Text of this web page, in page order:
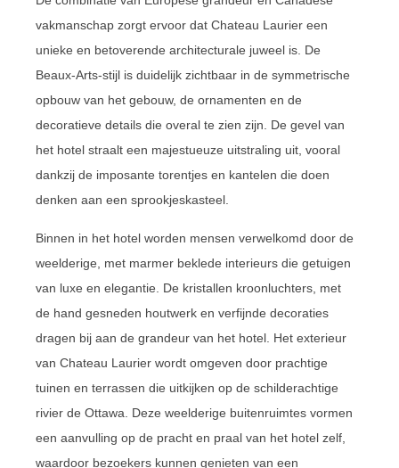
vakmanschap zorgt ervoor dat Chateau Laurier een
unieke en betoverende architecturale juweel is. De
Beaux-Arts-stijl is duidelijk zichtbaar in de symmetrische
opbouw van het gebouw, de ornamenten en de
decoratieve details die overal te zien zijn. De gevel van
het hotel straalt een majestueuze uitstraling uit, vooral
dankzij de imposante torentjes en kantelen die doen
denken aan een sprookjeskasteel.
Binnen in het hotel worden mensen verwelkomd door de
weelderige, met marmer beklede interieurs die getuigen
van luxe en elegantie. De kristallen kroonluchters, met
de hand gesneden houtwerk en verfijnde decoraties
dragen bij aan de grandeur van het hotel. Het exterieur
van Chateau Laurier wordt omgeven door prachtige
tuinen en terrassen die uitkijken op de schilderachtige
rivier de Ottawa. Deze weelderige buitenruimtes vormen
een aanvulling op de pracht en praal van het hotel zelf,
waardoor bezoekers kunnen genieten van een